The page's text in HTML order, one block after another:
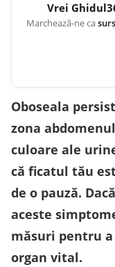
Vrei
Marchează-ne ca
Oboseala
zona
culoare ale
că ficatul tău
de o pauză.
aceste
măsuri pentru
organ vital.